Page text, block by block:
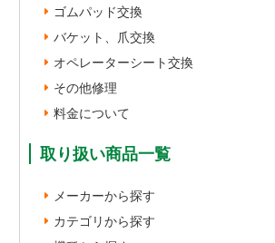
ゴムパッド交換
バケット、爪交換
オペレーターシート交換
その他修理
料金について
取り扱い商品一覧
メーカーから探す
カテゴリから探す